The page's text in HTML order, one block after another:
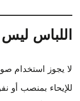
اللباس
لا يجوز استخدام
للإيحاء بمنصب أو